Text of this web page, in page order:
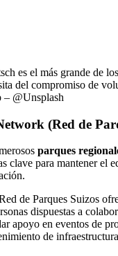
es el más grande de
del compromiso de
– @Unsplash
(Red de
parques
clave para mantener el
de Parques Suizos
dispuestas a
apoyo en eventos de
de